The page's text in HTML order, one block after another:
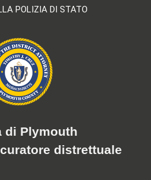
POLIZIA DI STATO
di Plymouth
distrettuale